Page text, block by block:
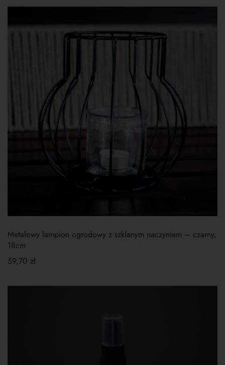
Metalowy lampion ogrodowy z szklanym naczyniem – czarny,
18cm
59,70 zł